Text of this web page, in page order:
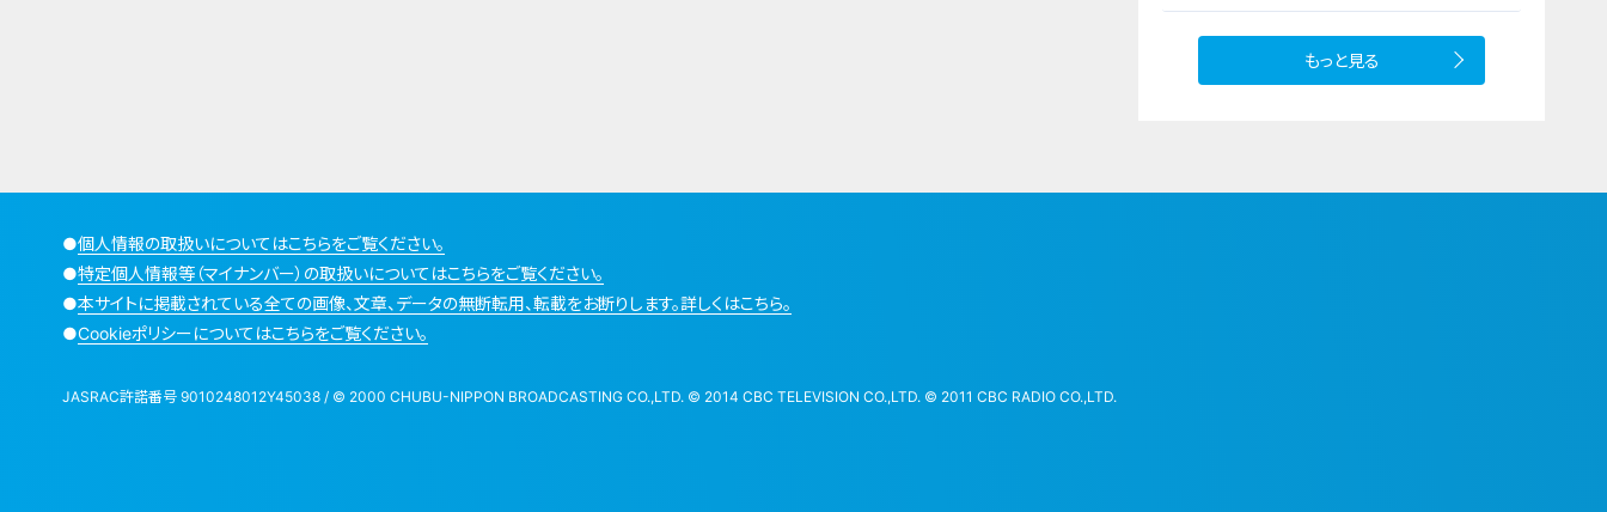
もっと見る
●個人情報の取扱いについてはこちらをご覧ください。
●特定個人情報等（マイナンバー）の取扱いについてはこちらをご覧ください。
●本サイトに掲載されている全ての画像、文章、データの無断転用、転載をお断りします。詳しくはこちら。
●Cookieポリシーについてはこちらをご覧ください。
JASRAC許諾番号 9010248012Y45038 / © 2000 CHUBU-NIPPON BROADCASTING CO.,LTD. © 2014 CBC TELEVISION CO.,LTD. © 2011 CBC RADIO CO.,LTD.